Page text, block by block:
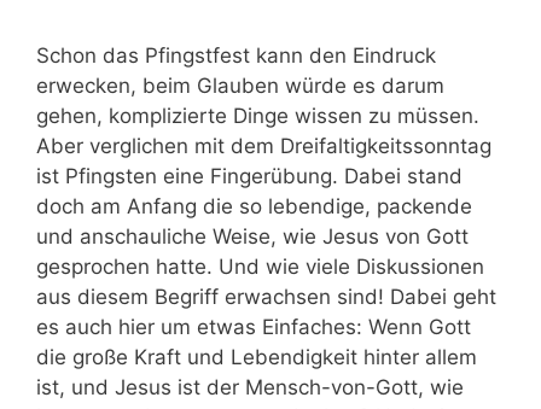
Schon das Pfingstfest kann den Eindruck
erwecken, beim Glauben würde es darum
gehen, komplizierte Dinge wissen zu müssen.
Aber verglichen mit dem Dreifaltigkeitssonntag
ist Pfingsten eine Fingerübung. Dabei stand
doch am Anfang die so lebendige, packende
und anschauliche Weise, wie Jesus von Gott
gesprochen hatte. Und wie viele Diskussionen
aus diesem Begriff erwachsen sind! Dabei geht
es auch hier um etwas Einfaches: Wenn Gott
die große Kraft und Lebendigkeit hinter allem
ist, und Jesus ist der Mensch-von-Gott, wie